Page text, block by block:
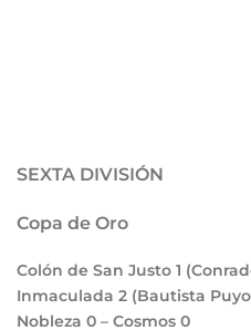
SEXTA DIVISIÓN
Copa de Oro
Colón de San Justo 1
Inmaculada 2 (Bautista
Nobleza 0 – Cosmos 0